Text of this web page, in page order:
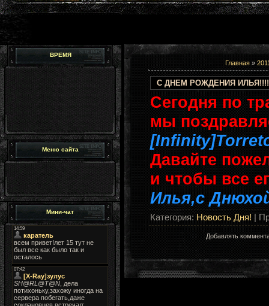
ВРЕМЯ
Меню сайта
Мини-чат
Главная»
С ДНЕМ РОЖДЕНИЯ
Сегодня по
мы
Давайте
и чтобы все
Илья,с
Категория: Новость Дня! |
Добавлять